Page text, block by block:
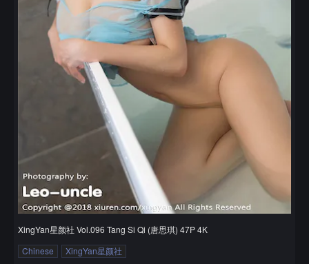
XingYan星颜社 Vol.096 Tang Si Qi (唐思琪) 47P 4K
Chinese
XingYan星颜社